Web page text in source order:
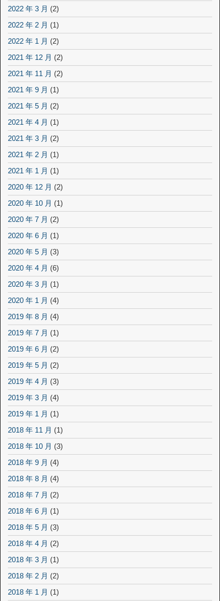
2022 年 3 月 (2)
2022 年 2 月 (1)
2022 年 1 月 (2)
2021 年 12 月 (2)
2021 年 11 月 (2)
2021 年 9 月 (1)
2021 年 5 月 (2)
2021 年 4 月 (1)
2021 年 3 月 (2)
2021 年 2 月 (1)
2021 年 1 月 (1)
2020 年 12 月 (2)
2020 年 10 月 (1)
2020 年 7 月 (2)
2020 年 6 月 (1)
2020 年 5 月 (3)
2020 年 4 月 (6)
2020 年 3 月 (1)
2020 年 1 月 (4)
2019 年 8 月 (4)
2019 年 7 月 (1)
2019 年 6 月 (2)
2019 年 5 月 (2)
2019 年 4 月 (3)
2019 年 3 月 (4)
2019 年 1 月 (1)
2018 年 11 月 (1)
2018 年 10 月 (3)
2018 年 9 月 (4)
2018 年 8 月 (4)
2018 年 7 月 (2)
2018 年 6 月 (1)
2018 年 5 月 (3)
2018 年 4 月 (2)
2018 年 3 月 (1)
2018 年 2 月 (2)
2018 年 1 月 (1)